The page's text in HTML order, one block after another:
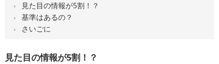
見た目の情報が5割！？
基準はあるの？
さいごに
見た目の情報が5割！？